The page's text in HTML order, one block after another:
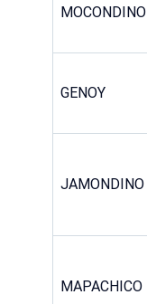
MOCONDINO
GENOY
JAMONDINO
MAPACHICO